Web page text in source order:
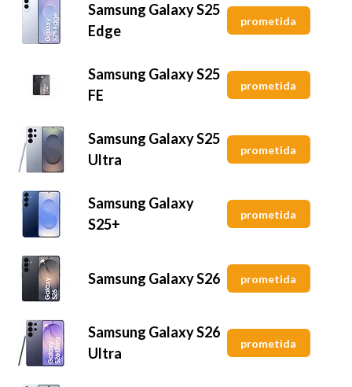
Samsung Galaxy S25
Edge
prometida
Samsung Galaxy S25
FE
prometida
Samsung Galaxy S25
Ultra
prometida
Samsung Galaxy
S25+
prometida
Samsung Galaxy S26 prometida
Samsung Galaxy S26
Ultra
prometida